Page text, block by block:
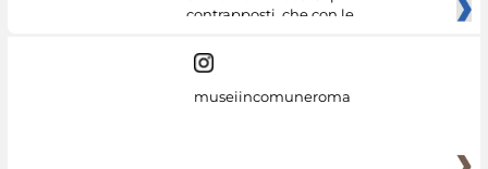
contrapposti, che con le
museiincomuneroma